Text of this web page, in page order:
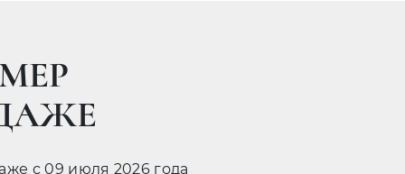
с 09 июля 2026 года